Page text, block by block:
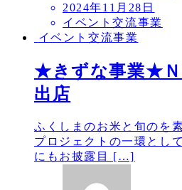
2024年11月28日
イベント交流事業
イベント交流事業
★きずな事業★Ｎ
出店
ふくしまのお米と旬のを
プロジェクトの一環とし
にもお披露目 […]